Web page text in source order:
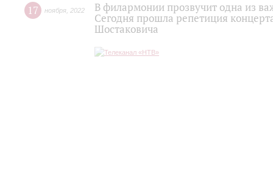
17 ноября 2022
В филармонии прозвучит одна из
Сегодня прошла репетиция
Шостаковича